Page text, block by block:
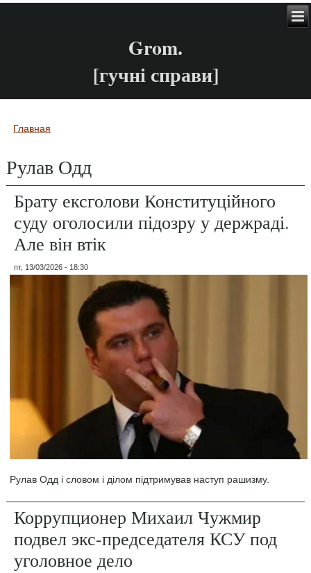
Grom.
[гучні справи]
Вы здесь
Главная
Рулав Одд
Брату ексголови Конституційного
суду оголосили підозру у держраді.
Але він втік
пт, 13/03/2026 - 18:30
Рулав Одд і словом і ділом підтримував наступ рашизму.
Коррупционер Михаил Чужмир
подвел экс-председателя КСУ под
уголовное дело